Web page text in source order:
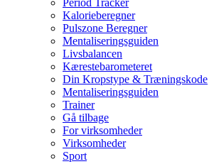
Period Tracker
Kalorieberegner
Pulszone Beregner
Mentaliseringsguiden
Livsbalancen
Kærestebarometeret
Din Kropstype & Træningskode
Mentaliseringsguiden
Trainer
Gå tilbage
For virksomheder
Virksomheder
Sport